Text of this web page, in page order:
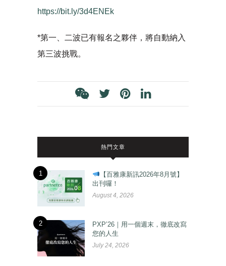
https://bit.ly/3d4ENEk
*第一、二波已有報名之夥伴，將自動納入
第三波挑戰。
熱門文章
1
【百雅康新訊2026年8月號】
出刊囉！
August 4, 2026
2
PXP’26｜用一個週末，徹底改寫
您的人生
July 24, 2026